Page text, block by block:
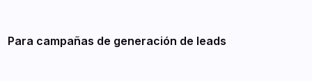
Para campañas de generación de leads